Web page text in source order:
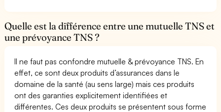
Quelle est la différence entre une mutuelle TNS et
une prévoyance TNS ?
Il ne faut pas confondre mutuelle & prévoyance TNS. En
effet, ce sont deux produits d’assurances dans le
domaine de la santé (au sens large) mais ces produits
ont des garanties explicitement identifiées et
différentes. Ces deux produits se présentent sous forme